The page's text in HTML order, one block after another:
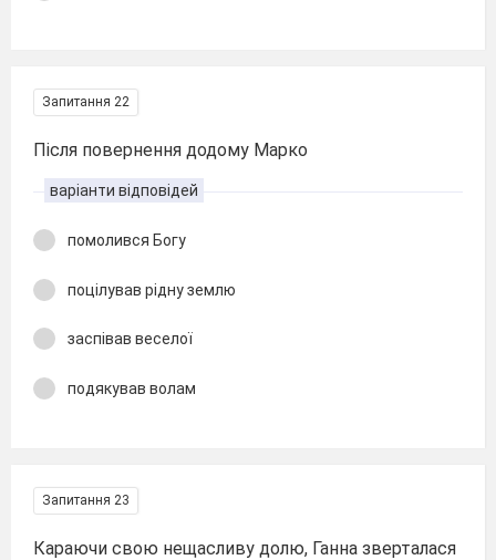
Запитання 22
Після повернення додому Марко
варіанти відповідей
помолився Богу
поцілував рідну землю
заспівав веселої
подякував волам
Запитання 23
Караючи свою нещасливу долю, Ганна зверталася